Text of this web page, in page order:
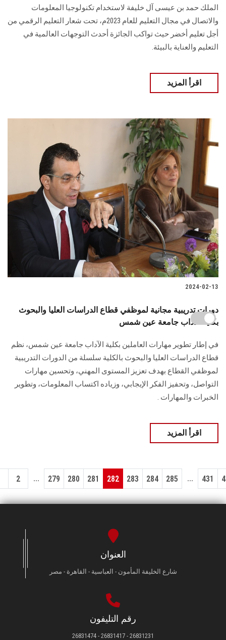
الملك حمد بن عيسى آل خليفة لاستخدام تكنولوجيا المعلومات
والاتصال ‏في مجال التعليم للعام 2023م، تحت شعار التعليم الرقمي من
أجل تعليم أخضر حيث تواكب ‏الجائزة أحدث التوجهات العالمية في
التعليم والعناية بالبيئة.
اقرأ المزيد
2024-02-13
دورات تدريبية مجانية لموظفي قطاع الدراسات العليا والبحوث
بكلية الآداب جامعة عين شمس
في إطار تطوير مهارات العاملين بكلية الآداب جامعة عين شمس، نظم
قطاع الدراسات العليا ‏والبحوث بالكلية سلسلة من الدورات التدريبية
لموظفي القطاع بهدف تعزيز المستوى المهني، ‏وتحسين مهارات
التواصل، وتحفيز الفكر الإيجابي، وزياده اكتساب المعلومات، وتطوير
‏الخبرات والمهارات ‏.
اقرأ المزيد
2 ... 279 280 281 282 283 284 285 ... 431
العنوان
شارع الخليفة المأمون - العباسية - القاهرة - مصر
رقم التليفون
26831231 - 26831417 - 26831474